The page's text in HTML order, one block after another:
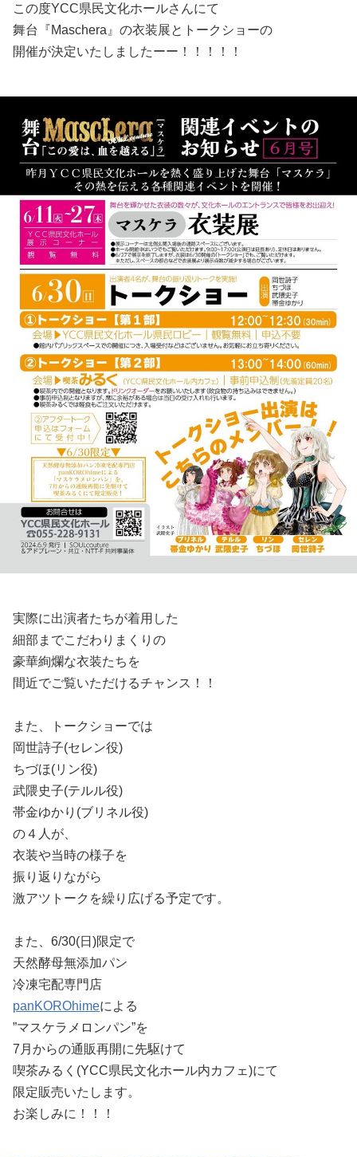
この度YCC県民文化ホールさんにて
舞台『Maschera』の衣装展とトークショーの
開催が決定いたしましたーー！！！！！
実際に出演者たちが着用した
細部までこだわりまくりの
豪華絢爛な衣装たちを
間近でご覧いただけるチャンス！！
また、トークショーでは
岡世詩子(セレン役)
ちづほ(リン役)
武隈史子(テルル役)
帯金ゆかり(ブリネル役)
の４人が、
衣装や当時の様子を
振り返りながら
激アツトークを繰り広げる予定です。
また、6/30(日)限定で
天然酵母無添加パン
冷凍宅配専門店
panKOROhimeによる
”マスケラメロンパン”を
7月からの通販再開に先駆けて
喫茶みるく(YCC県民文化ホール内カフェ)にて
限定販売いたします。
お楽しみに！！！